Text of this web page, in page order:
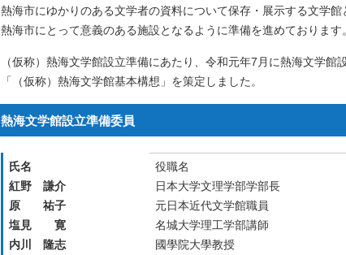
熱海市にゆかりのある文学者の資料について保存・展示する文学館
熱海市にとって意義のある施設となるように準備を進めております
（仮称）熱海文学館設立準備にあたり、令和元年7月に熱海文学
「（仮称）熱海文学館基本構想」を策定しました。
熱海文学館設立準備委員
氏名
紅野 謙介
原 祐子
塩見 寛
内川 隆志
役職名
日本大学文理学部学部長
元日本近代文学館職員
名城大学理工学部講師
國學院大學教授